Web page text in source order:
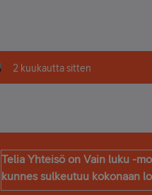
2 kuukautta sitten
Telia Yhteisö on Vain luku -
kunnes sulkeutuu kokonaan